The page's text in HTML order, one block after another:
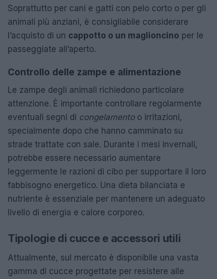
Soprattutto per cani e gatti con pelo corto o per gli
animali più anziani, è consigliabile considerare
l’acquisto di un cappotto o un maglioncino per le
passeggiate all’aperto.
Controllo delle zampe e alimentazione
Le zampe degli animali richiedono particolare
attenzione. È importante controllare regolarmente
eventuali segni di congelamentoo irritazioni,
specialmente dopo che hanno camminato su
strade trattate con sale. Durante i mesi invernali,
potrebbe essere necessario aumentare
leggermente le razioni di cibo per supportare il loro
fabbisogno energetico. Una dieta bilanciata e
nutriente è essenziale per mantenere un adeguato
livello di energia e calore corporeo.
Tipologie di cucce e accessori utili
Attualmente, sul mercato è disponibile una vasta
gamma di cucce progettate per resistere alle